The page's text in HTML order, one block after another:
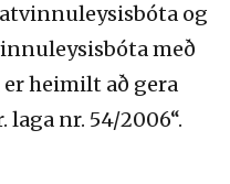
og
með
heimilt að gera
laga nr. 54/2006“.